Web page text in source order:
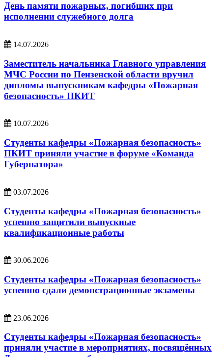
День памяти пожарных, погибших при
исполнении служебного долга
14.07.2026
Заместитель начальника Главного управления
МЧС России по Пензенской области вручил
дипломы выпускникам кафедры «Пожарная
безопасность» ПКИТ
10.07.2026
Студенты кафедры «Пожарная безопасность»
ПКИТ приняли участие в форуме «Команда
Губернатора»
03.07.2026
Студенты кафедры «Пожарная безопасность»
успешно защитили выпускные
квалификационные работы
30.06.2026
Студенты кафедры «Пожарная безопасность»
успешно сдали демонстрационные экзамены
23.06.2026
Студенты кафедры «Пожарная безопасность»
приняли участие в мероприятиях, посвящённых